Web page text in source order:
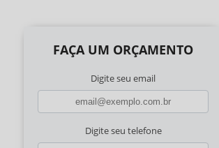
FAÇA UM ORÇAMENTO
Digite seu email
Digite seu telefone